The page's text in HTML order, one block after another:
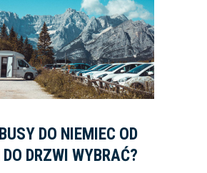
DO NIEMIEC OD
DO DRZWI WYBRAĆ?